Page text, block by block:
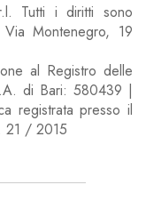
Tutti i diritti sono
Montenegro, 19
al Registro delle
di Bari: 580439 |
registrata presso il
21 / 2015